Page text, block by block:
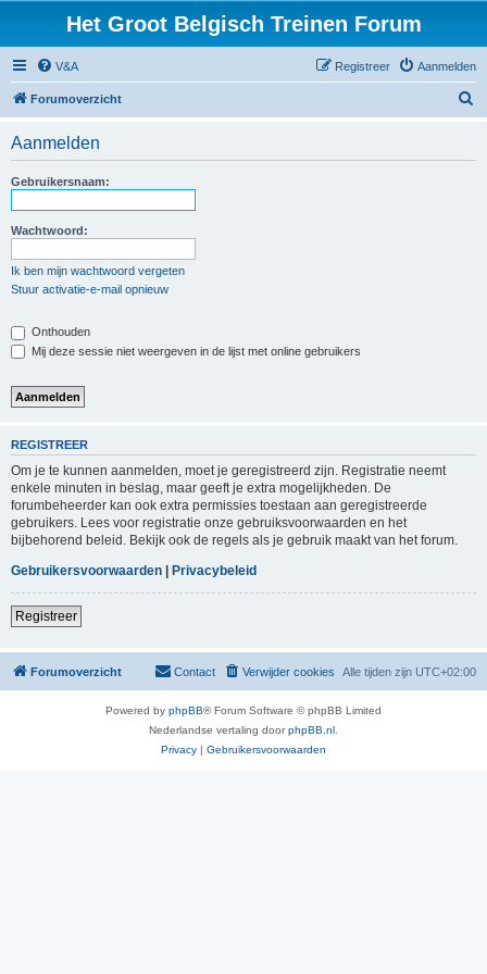
Het Groot Belgisch Treinen Forum
V&A Aanmelden
Registreer
Forumoverzicht
Aanmelden
Gebruikersnaam:
Wachtwoord:
Ik ben mijn wachtwoord vergeten
Stuur activatie-e-mail opnieuw
Onthouden
Mij deze sessie niet weergeven in de lijst met online gebruikers
REGISTREER
Om je te kunnen aanmelden, moet je geregistreerd zijn. Registratie neemt
enkele minuten in beslag, maar geeft je extra mogelijkheden. De
forumbeheerder kan ook extra permissies toestaan aan geregistreerde
gebruikers. Lees voor registratie onze gebruiksvoorwaarden en het
bijbehorend beleid. Bekijk ook de regels als je gebruik maakt van het forum.
Gebruikersvoorwaarden | Privacybeleid
Registreer
Forumoverzicht Alle tijden zijn UTC+02:00
Verwijder cookies
Contact
Powered by phpBB® Forum Software © phpBB Limited
Nederlandse vertaling doorphpBB.nl
Privacy | Gebruikersvoorwaarden